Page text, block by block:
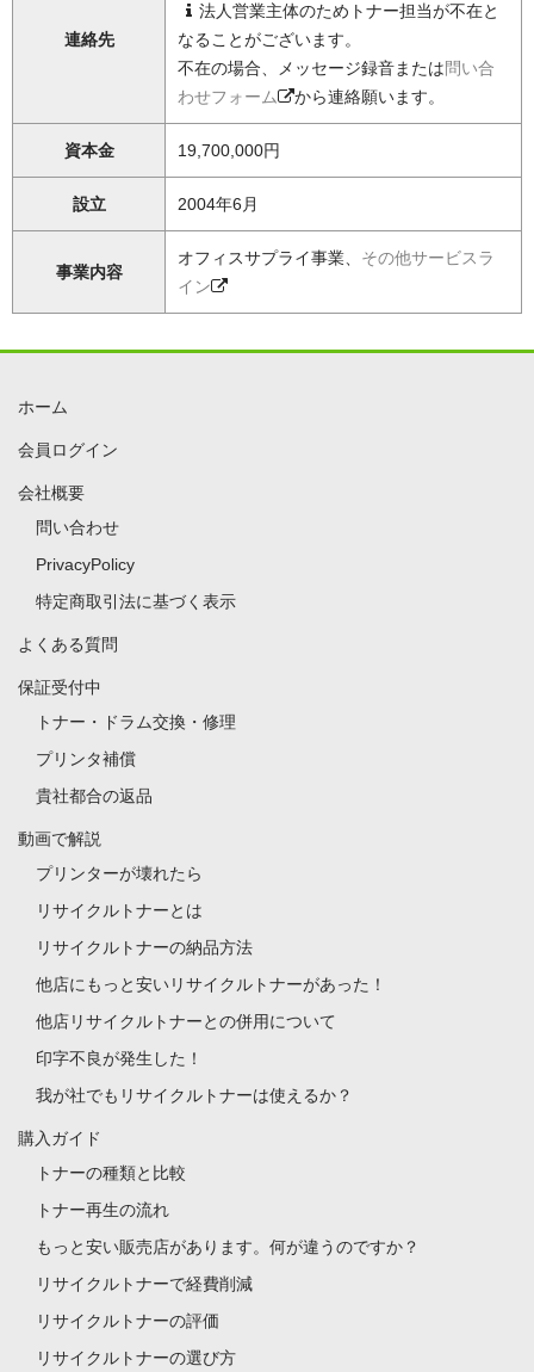
連絡先
法人営業主体のためトナー担当が不在と
なることがございます。
不在の場合、メッセージ録音または問い合
わせフォーム
から連絡願います。
資本金 19,700,000円
設立 2004年6月
事業内容
オフィスサプライ事業、 その他サービスラ
イン
ホーム
会員ログイン
会社概要
問い合わせ
PrivacyPolicy
特定商取引法に基づく表示
よくある質問
保証受付中
トナー・ドラム交換・修理
プリンタ補償
貴社都合の返品
動画で解説
プリンターが壊れたら
リサイクルトナーとは
リサイクルトナーの納品方法
他店にもっと安いリサイクルトナーがあった！
他店リサイクルトナーとの併用について
印字不良が発生した！
我が社でもリサイクルトナーは使えるか？
購入ガイド
トナーの種類と比較
トナー再生の流れ
もっと安い販売店があります。何が違うのですか？
リサイクルトナーで経費削減
リサイクルトナーの評価
リサイクルトナーの選び方